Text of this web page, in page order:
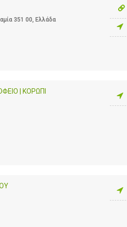
351 00, Ελλάδα
| ΚΟΡΩΠΙ